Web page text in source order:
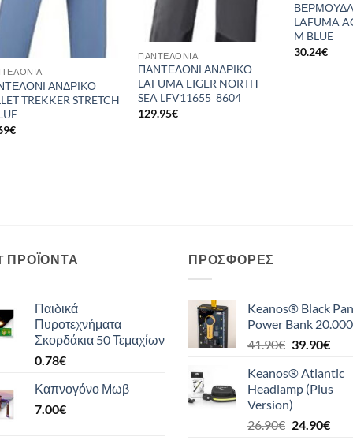
ΑΝΔΡΙΚΟ
TREKKER STRETCH
€
ΠΑΝΤΕΛΌΝΙΑ
ΠΑΝΤΕΛΟΝΙ ΑΝΔΡΙΚΟ
LAFUMA EIGER NORTH
SEA LFV11655_8604
129.95€
LAFUMA
M BLUE
30.24€
ΠΡΟΪΌΝΤΑ
Παιδικά
Πυροτεχνήματα
Σκορδάκια 50 Τεμαχίων
0.78€
Καπνογόνο Μωβ
7.00€
ΠΡΟΣΦΟΡΈΣ
Keanos® Black
Power Bank 20.000
41.90€ Original
was:
41.90€.
39.90€Η
τιμή
είναι:
Keanos® Atlantic
Headlamp (Plus
Version)
26.90€ Original
24.90€Η